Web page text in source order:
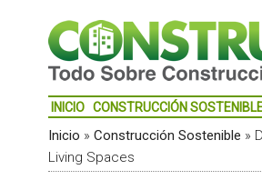
INICIO CONSTRUCCIÓN
Inicio » Construcción Sostenible »
Living Spaces